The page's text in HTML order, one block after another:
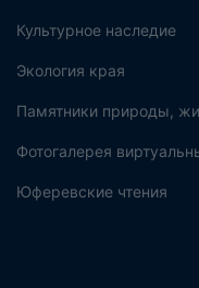
Культурное наследие
Экология края
Памятники природы,
Фотогалерея
Юферевские чтения